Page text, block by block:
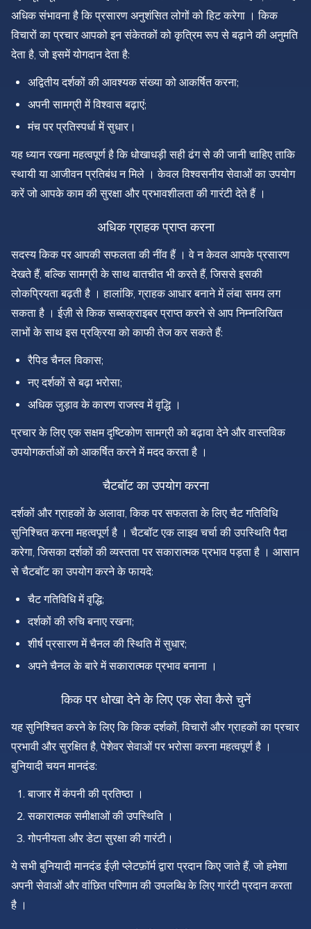
अधिक संभावना है कि प्रसारण अनुशंसित लोगों को हिट करेगा । किक
विचारों का प्रचार आपको इन संकेतकों को कृत्रिम रूप से बढ़ाने की अनुमति
देता है, जो इसमें योगदान देता है:
अद्वितीय दर्शकों की आवश्यक संख्या को आकर्षित करना;
अपनी सामग्री में विश्वास बढ़ाएं;
मंच पर प्रतिस्पर्धा में सुधार।
यह ध्यान रखना महत्वपूर्ण है कि धोखाधड़ी सही ढंग से की जानी चाहिए ताकि
स्थायी या आजीवन प्रतिबंध न मिले । केवल विश्वसनीय सेवाओं का उपयोग
करें जो आपके काम की सुरक्षा और प्रभावशीलता की गारंटी देते हैं ।
अधिक ग्राहक प्राप्त करना
सदस्य किक पर आपकी सफलता की नींव हैं । वे न केवल आपके प्रसारण
देखते हैं, बल्कि सामग्री के साथ बातचीत भी करते हैं, जिससे इसकी
लोकप्रियता बढ़ती है । हालांकि, ग्राहक आधार बनाने में लंबा समय लग
सकता है । ईज़ी से किक सब्सक्राइबर प्राप्त करने से आप निम्नलिखित
लाभों के साथ इस प्रक्रिया को काफी तेज कर सकते हैं:
रैपिड चैनल विकास;
नए दर्शकों से बढ़ा भरोसा;
अधिक जुड़ाव के कारण राजस्व में वृद्धि ।
प्रचार के लिए एक सक्षम दृष्टिकोण सामग्री को बढ़ावा देने और वास्तविक
उपयोगकर्ताओं को आकर्षित करने में मदद करता है ।
चैटबॉट का उपयोग करना
दर्शकों और ग्राहकों के अलावा, किक पर सफलता के लिए चैट गतिविधि
सुनिश्चित करना महत्वपूर्ण है । चैटबॉट एक लाइव चर्चा की उपस्थिति पैदा
करेगा, जिसका दर्शकों की व्यस्तता पर सकारात्मक प्रभाव पड़ता है । आसान
से चैटबॉट का उपयोग करने के फायदे:
चैट गतिविधि में वृद्धि;
दर्शकों की रुचि बनाए रखना;
शीर्ष प्रसारण में चैनल की स्थिति में सुधार;
अपने चैनल के बारे में सकारात्मक प्रभाव बनाना ।
किक पर धोखा देने के लिए एक सेवा कैसे चुनें
यह सुनिश्चित करने के लिए कि किक दर्शकों, विचारों और ग्राहकों का प्रचार
प्रभावी और सुरक्षित है, पेशेवर सेवाओं पर भरोसा करना महत्वपूर्ण है ।
बुनियादी चयन मानदंड:
बाजार में कंपनी की प्रतिष्ठा ।
सकारात्मक समीक्षाओं की उपस्थिति ।
गोपनीयता और डेटा सुरक्षा की गारंटी।
ये सभी बुनियादी मानदंड ईज़ी प्लेटफ़ॉर्म द्वारा प्रदान किए जाते हैं, जो हमेशा
अपनी सेवाओं और वांछित परिणाम की उपलब्धि के लिए गारंटी प्रदान करता
है ।